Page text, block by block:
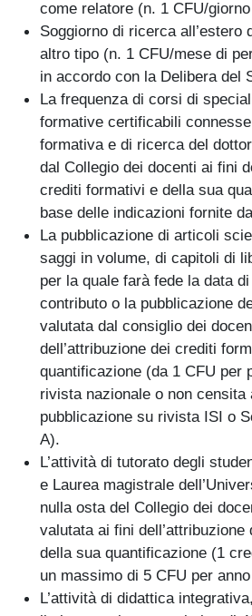
come relatore (n. 1 CFU/
Soggiorno di ricerca all’estero
altro tipo (n. 1 CFU/mese di
in accordo con la Delibera del
La frequenza di corsi di
formative certificabili
formativa e di ricerca del
dal Collegio dei docenti ai fini
crediti formativi e della sua
base delle indicazioni fornite
La pubblicazione di articoli
saggi in volume, di capitoli di
per la quale farà fede la data
contributo o la pubblicazione
valutata dal consiglio dei
dell’attribuzione dei crediti
quantificazione (da 1 CFU per
rivista nazionale o non censita
pubblicazione su rivista ISI o
A).
L’attività di tutorato degli
e Laurea magistrale
nulla osta del Collegio dei
valutata ai fini
della sua quantificazione (1
un massimo di 5 CFU per
L’attività di didattica